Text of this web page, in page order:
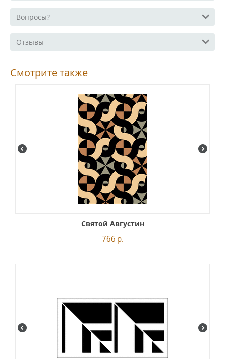
Вопросы?
Отзывы
Смотрите также
Святой Августин
766 р.